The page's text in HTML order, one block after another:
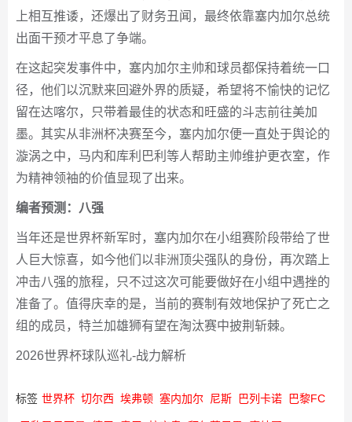
上相互推诿，还爆出了财务丑闻，最终依靠塞内加尔总统
出面干预才平息了争端。
在这起突发事件中，塞内加尔主帅和球员都保持着统一口
径，他们以沉默来回避外界的质疑，希望将不愉快的记忆
留在达喀尔，只带着最佳的状态和旺盛的斗志前往美加
墨。其实从非洲杯决赛至今，塞内加尔便一直处于舆论的
漩涡之中，马内和库利巴利等人帮助主帅维护更衣室，作
为精神领袖的价值显现了出来。
编者预测：八强
当年还是世界杯新军时，塞内加尔在小组赛阶段带给了世
人巨大惊喜，如今他们以非洲顶尖强队的身份，再次踏上
冲击八强的旅程，只不过这次可能要做好在小组中遇挫的
准备了。值得庆幸的是，当前的赛制有效地保护了死亡之
组的成员，特兰加雄狮有望在淘汰赛中披荆斩棘。
2026世界杯球队巡礼-战力解析
标签 世界杯 切尔西 埃弗顿 塞内加尔 尼斯 巴列卡诺 巴黎FC